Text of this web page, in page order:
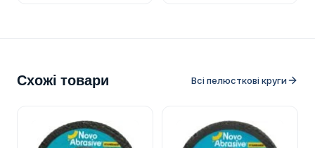
Схожі товари Всі пелюсткові круги